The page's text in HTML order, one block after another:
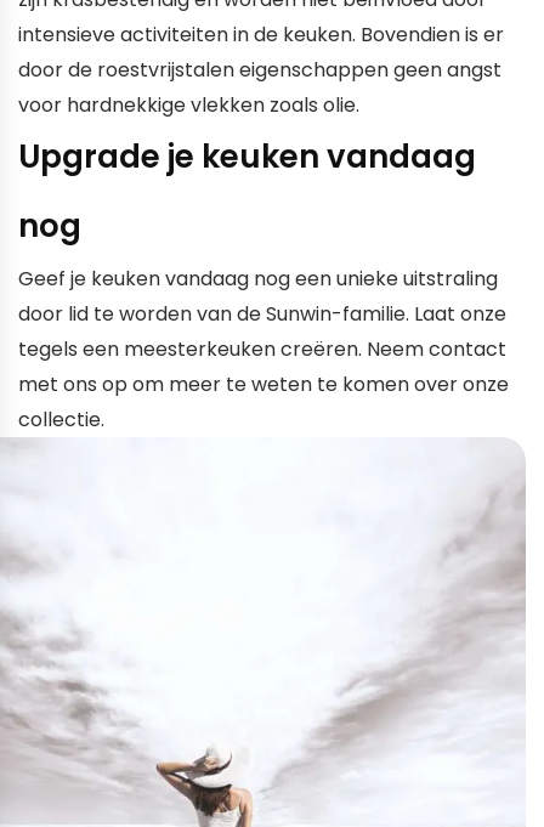
intensieve activiteiten in de keuken. Bovendien is er
door de roestvrijstalen eigenschappen geen angst
voor hardnekkige vlekken zoals olie.
Upgrade je keuken vandaag
nog
Geef je keuken vandaag nog een unieke uitstraling
door lid te worden van de Sunwin-familie. Laat onze
tegels een meesterkeuken creëren. Neem contact
met ons op om meer te weten te komen over onze
collectie.